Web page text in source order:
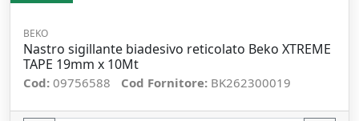
BEKO
Nastro sigillante biadesivo reticolato Beko XTREME
TAPE 19mm x 10Mt
Cod: 09756588 Cod Fornitore: BK262300019